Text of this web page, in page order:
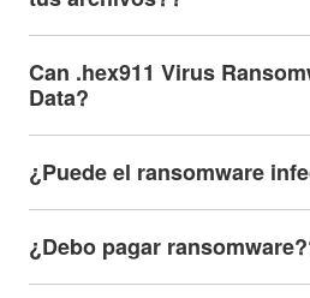
Can .hex911 Virus
Data?
¿Puede el ransomware
¿Debo pagar